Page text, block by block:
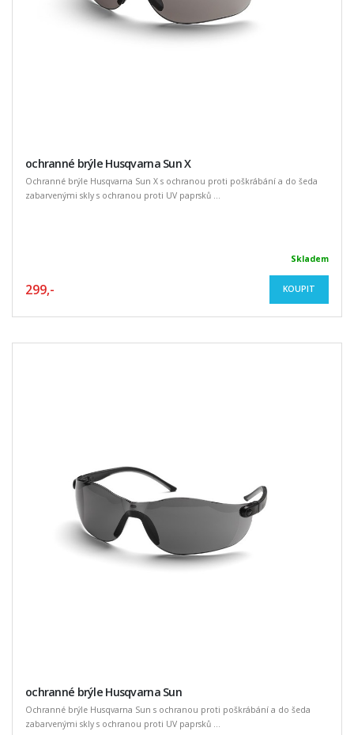
ochranné brýle Husqvarna Sun X
Ochranné brýle Husqvarna Sun X s ochranou proti poškrábání a do šeda
zabarvenými skly s ochranou proti UV paprsků ...
Skladem
299,- KOUPIT
ochranné brýle Husqvarna Sun
Ochranné brýle Husqvarna Sun s ochranou proti poškrábání a do šeda
zabarvenými skly s ochranou proti UV paprsků ...